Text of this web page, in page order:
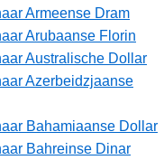
Armeense Dram
Arubaanse Florin
Australische Dollar
Azerbeidzjaanse
Bahamiaanse Dollar
Bahreinse Dinar